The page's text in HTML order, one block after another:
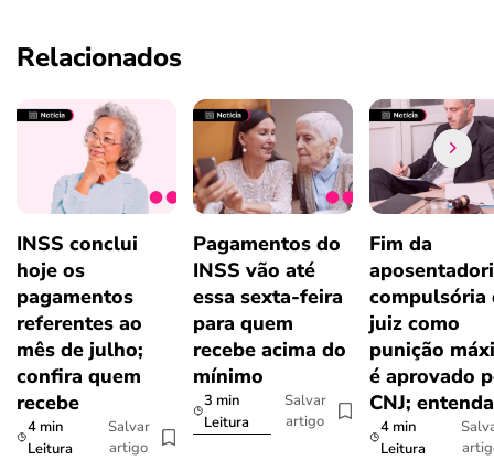
Relacionados
INSS conclui
hoje os
pagamentos
referentes ao
mês de julho;
confira quem
recebe
4 min
Leitura
Salvar
artigo
Pagamentos do
INSS vão até
essa sexta-feira
para quem
recebe acima do
mínimo
3 min
Leitura
Salvar
artigo
Fim da
compulsória
juiz como
punição
é aprovado
CNJ; entenda
4 min
Leitura